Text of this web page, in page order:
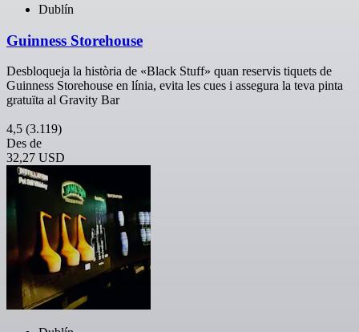
Dublín
Guinness Storehouse
Desbloqueja la història de «Black Stuff» quan reservis tiquets de
Guinness Storehouse en línia, evita les cues i assegura la teva pinta
gratuïta al Gravity Bar
4,5 (3.119)
Des de
32,27 USD